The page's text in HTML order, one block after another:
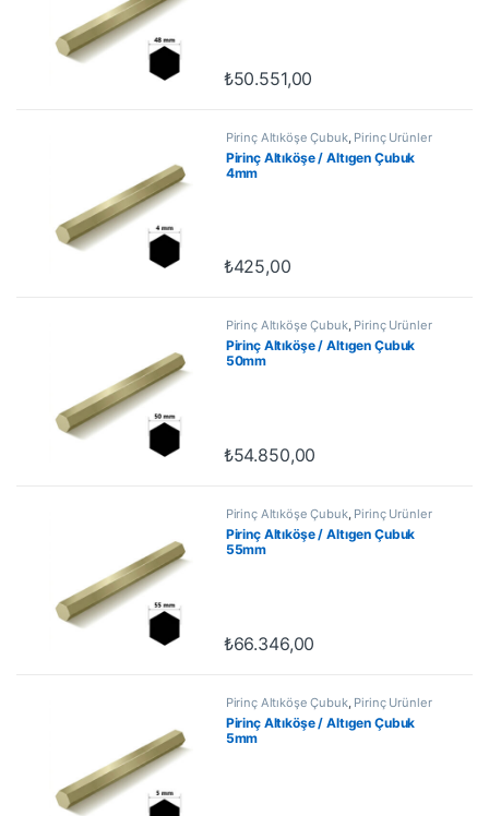
₺50.551,00
Pirinç Altıköşe Çubuk, Pirinç Ürünler
Pirinç Altıköşe / Altıgen Çubuk
4mm
₺425,00
Pirinç Altıköşe Çubuk, Pirinç Ürünler
Pirinç Altıköşe / Altıgen Çubuk
50mm
₺54.850,00
Pirinç Altıköşe Çubuk, Pirinç Ürünler
Pirinç Altıköşe / Altıgen Çubuk
55mm
₺66.346,00
Pirinç Altıköşe Çubuk, Pirinç Ürünler
Pirinç Altıköşe / Altıgen Çubuk
5mm